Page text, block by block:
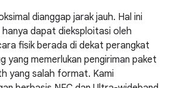
dianggap jarak jauh. Hal ini
hanya dapat dieksploitasi oleh
fisik berada di dekat perangkat
yang memerlukan pengiriman paket
yang salah format. Kami